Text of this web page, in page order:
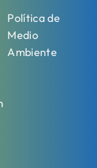
Política de
Medio
Ambiente